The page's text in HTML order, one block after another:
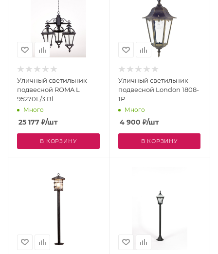
Уличный светильник
подвесной ROMA L
95270L/3 Bl
Много
25 177 ₽/шт
В КОРЗИНУ
Уличный светильник
подвесной London 1808-
1P
Много
4 900 ₽/шт
В КОРЗИНУ